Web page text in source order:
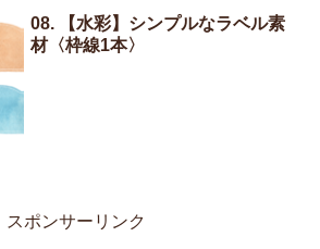
08. 【水彩】シンプルなラベル素
材〈枠線1本〉
スポンサーリンク